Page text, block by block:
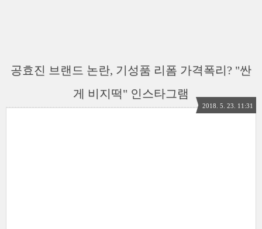
공효진 브랜드 논란, 기성품 리폼 가격폭리? "싼
게 비지떡" 인스타그램
2018. 5. 23. 11:31